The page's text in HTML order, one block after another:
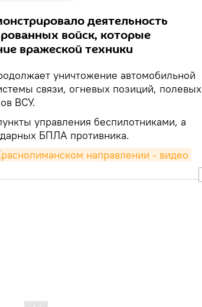
деятельность
войск, которые
вражеской техники
уничтожение автомобильной
связи, огневых позиций, полевых
ВСУ.
управления беспилотниками, а
БПЛА противника.
направлении - видео